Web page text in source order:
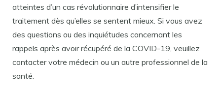
atteintes d’un cas révolutionnaire d’intensifier le
traitement dès qu’elles se sentent mieux. Si vous avez
des questions ou des inquiétudes concernant les
rappels après avoir récupéré de la COVID-19, veuillez
contacter votre médecin ou un autre professionnel de la
santé.